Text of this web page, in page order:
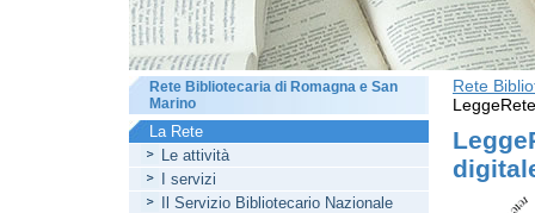
Rete
LeggeRete
Rete Bibliotecaria di Romagna e San
Marino
La Rete
Le attività
I servizi
Il Servizio Bibliotecario Nazionale